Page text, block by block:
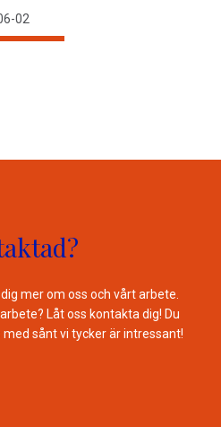
02
mer om oss och vårt arbete.
Låt oss kontakta dig! Du
sånt vi tycker är intressant!